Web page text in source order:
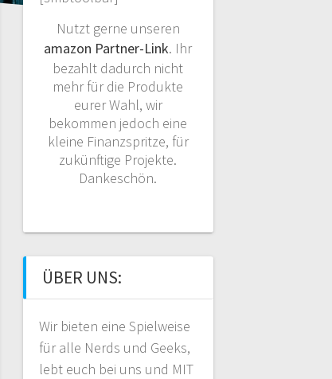
Nutzt gerne unseren
amazon Partner-Link. Ihr
bezahlt dadurch nicht
mehr für die Produkte
eurer Wahl, wir
bekommen jedoch eine
kleine Finanzspritze, für
zukünftige Projekte.
Dankeschön.
ÜBER UNS:
Wir bieten eine Spielweise
für alle Nerds und Geeks,
lebt euch bei uns und MIT